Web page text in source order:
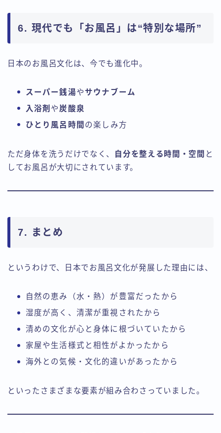
6. 現代でも「お風呂」は“特別な場所”
日本のお風呂文化は、今でも進化中。
スーパー銭湯や サウナブーム
入浴剤 や 炭酸泉
ひとり風呂時間 の楽しみ方
ただ身体を洗うだけでなく、 自分を整える時間・空間 と
してお風呂が大切にされています。
7. まとめ
というわけで、日本でお風呂文化が発展した理由には、
自然の恵み（水・熱）が豊富だったから
湿度が高く、清潔が重視されたから
清めの文化が心と身体に根づいていたから
家屋や生活様式と相性がよかったから
海外との気候・文化的違いがあったから
といったさまざまな要素が組み合わさっていました。